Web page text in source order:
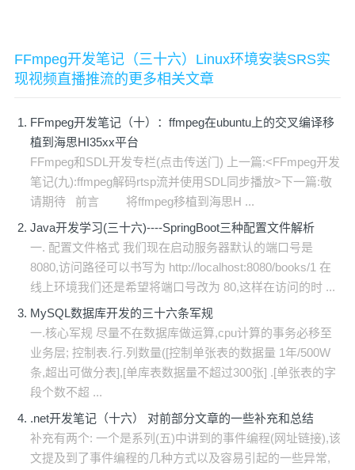
FFmpeg开发笔记（三十六）Linux环境安装SRS实
现视频直播推流的更多相关文章
FFmpeg开发笔记（十）：ffmpeg在ubuntu上的交叉编译移
植到海思HI35xx平台
FFmpeg和SDL开发专栏(点击传送门) 上一篇:<FFmpeg开发
笔记(九):ffmpeg解码rtsp流并使用SDL同步播放>下一篇:敬
请期待 前言 将ffmpeg移植到海思H ...
Java开发学习(三十六)----SpringBoot三种配置文件解析
一. 配置文件格式 我们现在启动服务器默认的端口号是
8080,访问路径可以书写为 http://localhost:8080/books/1 在
线上环境我们还是希望将端口号改为 80,这样在访问的时 ...
MySQL数据库开发的三十六条军规
一.核心军规 尽量不在数据库做运算,cpu计算的事务必移至
业务层; 控制表.行.列数量([控制单张表的数据量 1年/500W
条,超出可做分表],[单库表数据量不超过300张] .[单张表的字
段个数不超 ...
.net开发笔记（十六） 对前部分文章的一些补充和总结
补充有两个: 一个是系列(五)中讲到的事件编程(网址链接),该
文提及到了事件编程的几种方式以及容易引起的一些异常,